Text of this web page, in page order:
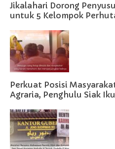
Jikalahari Dorong
untuk 5 Kelompok
Perkuat Posisi
Agraria, Penghulu Siak